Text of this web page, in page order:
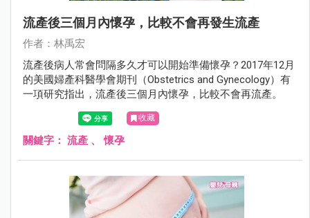
流產後三個月內懷孕，比較不會再發生流產
作者：林禹宏
流產後病人常會問隔多久才可以開始準備懷孕？2017年12月
的美國婦產科醫學會期刊（Obstetrics and Gynecology）有
一項研究指出，流產後三個月內懷孕，比較不會再流產。
收藏
關鍵字： 流產 、懷孕